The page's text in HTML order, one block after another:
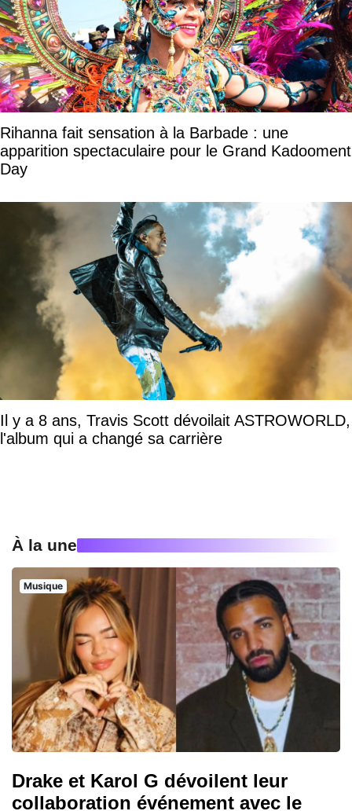
Rihanna fait sensation à la Barbade : une
apparition spectaculaire pour le Grand Kadooment
Day
Il y a 8 ans, Travis Scott dévoilait ASTROWORLD,
l'album qui a changé sa carrière
À la une
Musique
Drake et Karol G dévoilent leur
collaboration événement avec le